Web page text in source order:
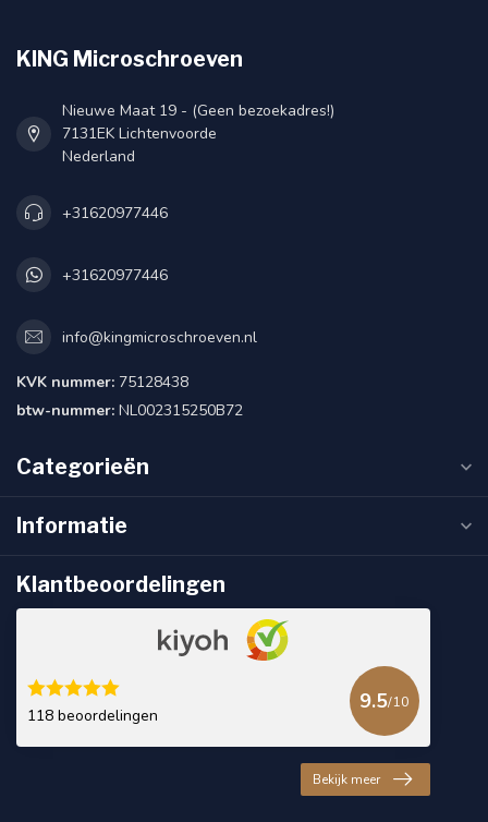
KING Microschroeven
Nieuwe Maat 19 - (Geen bezoekadres!)
7131EK Lichtenvoorde
Nederland
+31620977446
+31620977446
info@kingmicroschroeven.nl
KVK nummer: 75128438
btw-nummer: NL002315250B72
Categorieën
Informatie
Klantbeoordelingen
118 beoordelingen
9.5/10
Bekijk meer